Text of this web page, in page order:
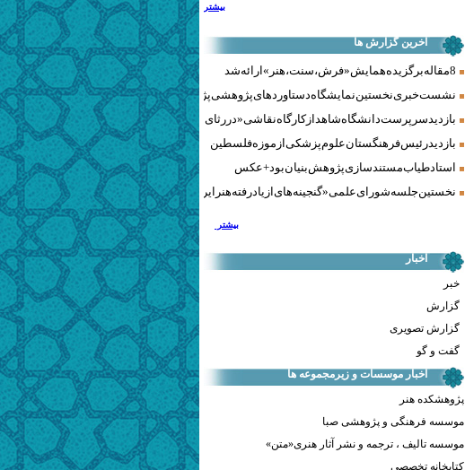
بیشتر
آخرین گزارش ها
8 مقاله برگزیده همایش «فرش، سنت، هنر» ارائه شد
نشست خبری نخستین نمایشگاه دستاوردهای پژوهشی پژوهشگاه‌های هنری
بازدید سرپرست دانشگاه شاهد از کارگاه نقاشی «در رثای سیمرغ تجلی»
بازدید رئیس فرهنگستان علوم پزشکی از موزه فلسطین
استاد طیاب مستندسازی پژوهش‌بنیان بود + عکس
نخستین جلسه شورای علمی «گنجینه‌های ازیادرفته هنر ایران» برگزار شد
بیشتر
اخبار
خبر
گزارش
گزارش تصویری
گفت و گو
اخبار موسسات و زیرمجموعه ها
پژوهشکده هنر
موسسه فرهنگی و پژوهشی صبا
موسسه تالیف ، ترجمه و نشر آثار هنری«متن»
کتابخانه تخصصی